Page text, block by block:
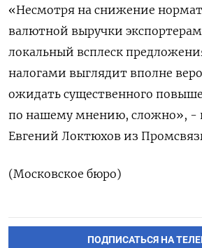
«Несмотря на снижение
валютной выручки
локальный всплеск
налогами выглядит вполне
ожидать существенного
по нашему мнению, сложно», -
Евгений Локтюхов из
(Московское бюро)
ПОДПИСАТЬСЯ НА